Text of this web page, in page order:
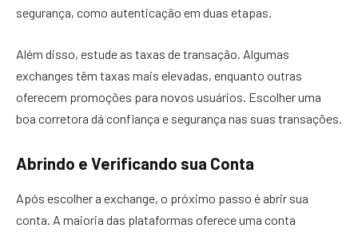
segurança, como autenticação em duas etapas.
Além disso, estude as taxas de transação. Algumas
exchanges têm taxas mais elevadas, enquanto outras
oferecem promoções para novos usuários. Escolher uma
boa corretora dá confiança e segurança nas suas transações.
Abrindo e Verificando sua Conta
Após escolher a exchange, o próximo passo é abrir sua
conta. A maioria das plataformas oferece uma conta